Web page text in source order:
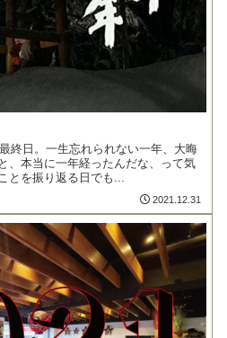
終日。一生忘れられない一年、大晦
、本当に一年経ったんだな、って気
とを振り返る日でも...
2021.12.31